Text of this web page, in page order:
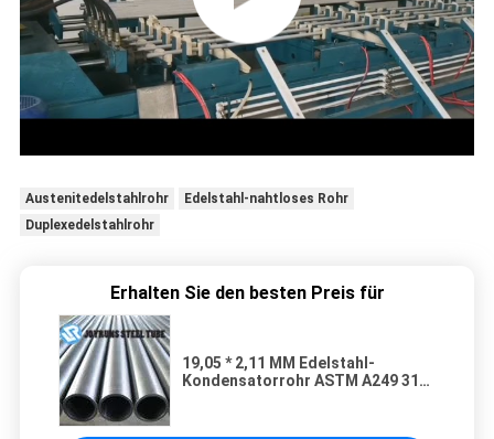
Austenitedelstahlrohr
Edelstahl-nahtloses Rohr
Duplexedelstahlrohr
Erhalten Sie den besten Preis für
19,05 * 2,11 MM Edelstahl-
Kondensatorrohr ASTM A249 316